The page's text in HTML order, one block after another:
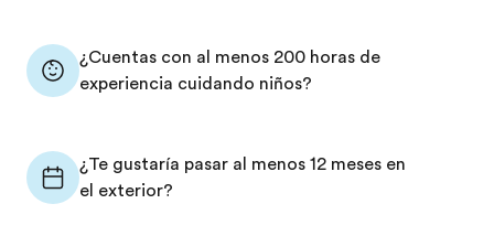
¿Cuentas con al menos 200 horas de
experiencia cuidando niños?
¿Te gustaría pasar al menos 12 meses en
el exterior?